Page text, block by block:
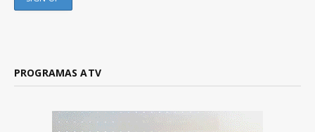
PROGRAMAS ATV